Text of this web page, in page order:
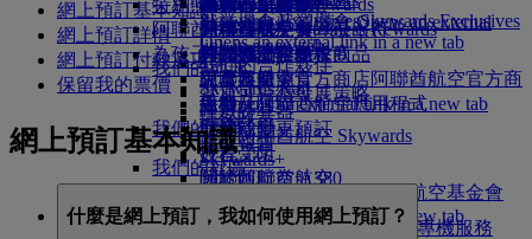
穿梭巴士服務
頭等客艙美食
商務客艙美食
尊尚經濟客艙餐飲
經濟客艙美食
飲料
我們的機隊
波音 777
阿聯酋航空 A380
阿聯酋航空 A350
阿聯酋航空 Executive 私人專機服務
Marhaba 貴賓室
阿聯酋航空購物
阿聯酋航空免稅商品
阿聯酋航空官方商店阿聯酋航空官方商
店 Opens an external link in a new tab
嬰兒行李限額
兒童及嬰兒餐
為孩子帶來樂趣
兒童娛樂
兒童玩具
兒童活動
就業機會就業機會 Opens an external
link in a new tab
我們的地球
營運可持續發展策略
環保政策
環保報告
我們的社區
阿聯酋航空基金會
Opens an external link in a new tab
深圳
暹粒
Skywards ExclusivesSkywards Exclusives
Opens an external link in a new tab
我們的合作夥伴
Skywards Rail
哩數計算器
登入阿聯酋航空 Skywards
Skywards+
特別照顧
阿聯酋航空無障礙出行
特殊協助與要求
阿聯酋航空 Skywards
阿聯酋航空 Business Rewards
你的機上體驗
工具及資源
手機及阿聯酋航空應用程式
取消或變更預訂
行程受阻
關於阿聯酋航空
網上預訂基本知識
網上預訂詳情
網上預訂付款選項
保留我的票價
網上預訂基本知識
什麼是網上預訂，我如何使用網上預訂？